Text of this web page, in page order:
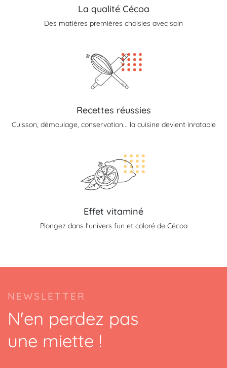
La qualité Cécoa
Des matières premières choisies avec soin
Recettes réussies
Cuisson, démoulage, conservation... la cuisine devient inratable
Effet vitaminé
Plongez dans l'univers fun et coloré de Cécoa
NEWSLETTER
N'en perdez pas
une miette !